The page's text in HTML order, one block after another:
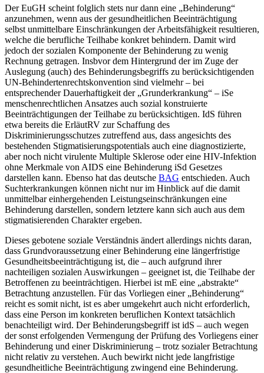
Der EuGH scheint folglich stets nur dann eine „Behinderung“
anzunehmen, wenn aus der gesundheitlichen Beeinträchtigung
selbst unmittelbare Einschränkungen der Arbeitsfähigkeit resultieren,
welche die berufliche Teilhabe konkret behindern. Damit wird
jedoch der sozialen Komponente der Behinderung zu wenig
Rechnung getragen. Insbvor dem Hintergrund der im Zuge der
Auslegung (auch) des Behinderungsbegriffs zu berücksichtigenden
UN-Behindertenrechtskonvention sind vielmehr – bei
entsprechender Dauerhaftigkeit der „Grunderkrankung“ – iSe
menschenrechtlichen Ansatzes auch sozial konstruierte
Beeinträchtigungen der Teilhabe zu berücksichtigen. IdS führen
etwa bereits die ErläutRV zur Schaffung des
Diskriminierungsschutzes zutreffend aus, dass angesichts des
bestehenden Stigmatisierungspotentials auch eine diagnostizierte,
aber noch nicht virulente Multiple Sklerose oder eine HIV-Infektion
ohne Merkmale von AIDS eine Behinderung iSd Gesetzes
darstellen kann. Ebenso hat das deutsche BAG entschieden. Auch
Suchterkrankungen können nicht nur im Hinblick auf die damit
unmittelbar einhergehenden Leistungseinschränkungen eine
Behinderung darstellen, sondern letztere kann sich auch aus dem
stigmatisierenden Charakter ergeben.
Dieses gebotene soziale Verständnis ändert allerdings nichts daran,
dass Grundvoraussetzung einer Behinderung eine längerfristige
Gesundheitsbeeinträchtigung ist, die – auch aufgrund ihrer
nachteiligen sozialen Auswirkungen – geeignet ist, die Teilhabe der
Betroffenen zu beeinträchtigen. Hierbei ist mE eine „abstrakte“
Betrachtung anzustellen. Für das Vorliegen einer „Behinderung“
reicht es somit nicht, ist es aber umgekehrt auch nicht erforderlich,
dass eine Person im konkreten beruflichen Kontext tatsächlich
benachteiligt wird. Der Behinderungsbegriff ist idS – auch wegen
der sonst erfolgenden Vermengung der Prüfung des Vorliegens einer
Behinderung und einer Diskriminierung – trotz sozialer Betrachtung
nicht relativ zu verstehen. Auch bewirkt nicht jede langfristige
gesundheitliche Beeinträchtigung zwingend eine Behinderung.